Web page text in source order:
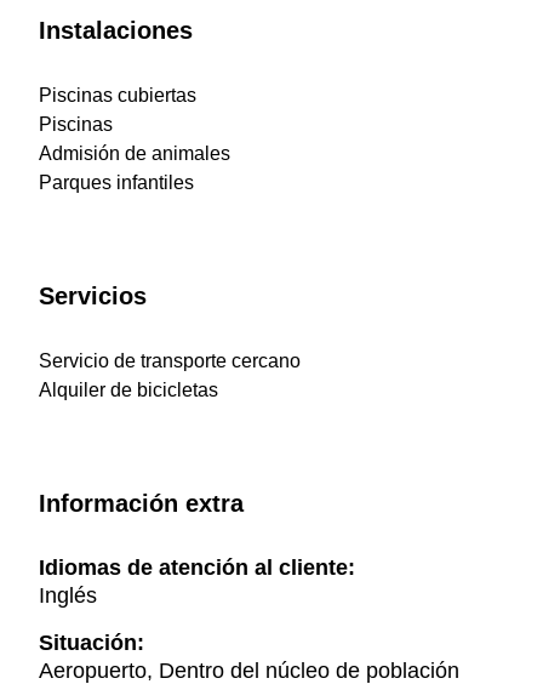
Instalaciones
Piscinas cubiertas
Piscinas
Admisión de animales
Parques infantiles
Servicios
Servicio de transporte cercano
Alquiler de bicicletas
Información extra
Idiomas de atención al cliente:
Inglés
Situación:
Aeropuerto, Dentro del núcleo de población